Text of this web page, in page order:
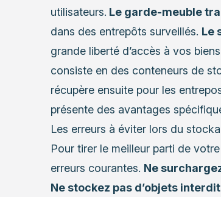
utilisateurs. Le garde-meuble
dans des entrepôts surveillés. Le
grande liberté d’accès à vos
consiste en des conteneurs de
récupère ensuite pour les
présente des avantages
Les erreurs à éviter lors du
Pour tirer le meilleur parti de
erreurs courantes. Ne
Ne stockez pas d’objets